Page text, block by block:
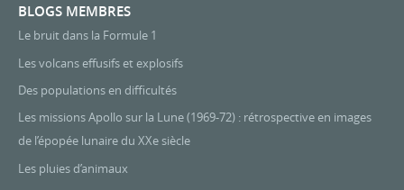
BLOGS MEMBRES
Le bruit dans la Formule 1
Les volcans effusifs et explosifs
Des populations en difficultés
Les missions Apollo sur la Lune (1969-72) : rétrospective en images
de l’épopée lunaire du XXe siècle
Les pluies d’animaux